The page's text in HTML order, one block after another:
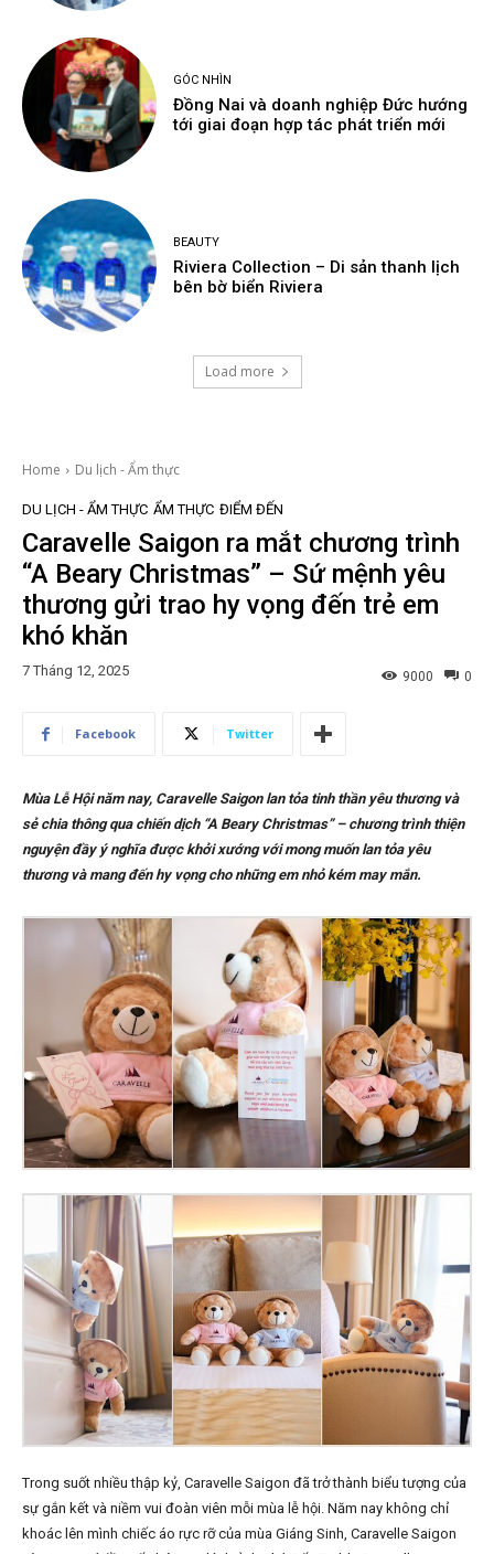
GÓC NHÌN
Đồng Nai và doanh nghiệp Đức hướng
tới giai đoạn hợp tác phát triển mới
BEAUTY
Riviera Collection – Di sản thanh lịch
bên bờ biển Riviera
Load more